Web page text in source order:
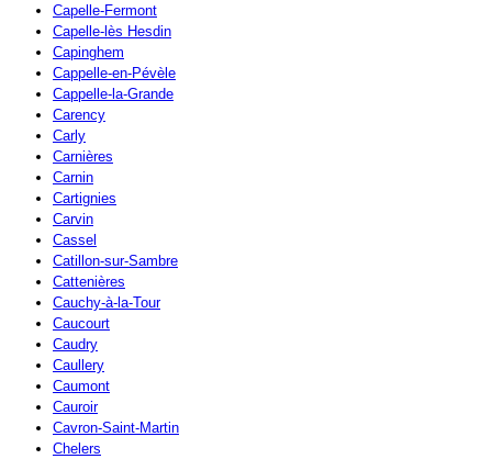
Capelle-Fermont
Capelle-lès Hesdin
Capinghem
Cappelle-en-Pévèle
Cappelle-la-Grande
Carency
Carly
Carnières
Carnin
Cartignies
Carvin
Cassel
Catillon-sur-Sambre
Cattenières
Cauchy-à-la-Tour
Caucourt
Caudry
Caullery
Caumont
Cauroir
Cavron-Saint-Martin
Chelers